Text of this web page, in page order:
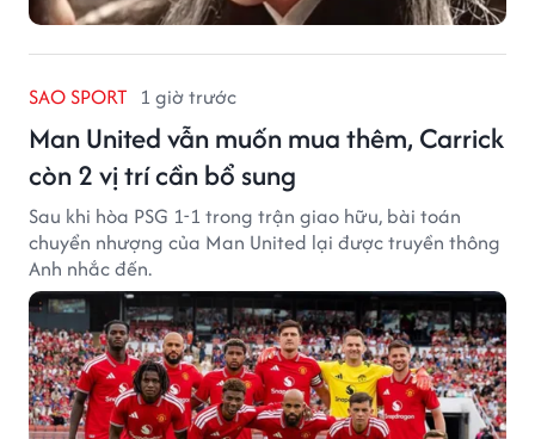
SAO SPORT 1 giờ trước
Man United vẫn muốn mua thêm, Carrick
còn 2 vị trí cần bổ sung
Sau khi hòa PSG 1-1 trong trận giao hữu, bài toán
chuyển nhượng của Man United lại được truyền thông
Anh nhắc đến.